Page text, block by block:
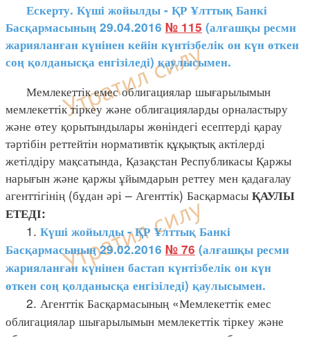
Ескерту. Күші жойылды - ҚР Ұлттық Банкі
Басқармасының 29.04.2016 № 115 (алғашқы ресми
жарияланған күнінен кейін күнтізбелік он күн өткен
соң қолданысқа енгізіледі) қаулысымен.
Мемлекеттік емес облигациялар шығарылымын
мемлекеттік тіркеу және облигацияларды орналастыру
және өтеу қорытындылары жөніндегі есептерді қарау
тәртібін реттейтін нормативтік құқықтық актілерді
жетілдіру мақсатында, Қазақстан Республикасы Қаржы
нарығын және қаржы ұйымдарын реттеу мен қадағалау
агенттігінің (бұдан әрі – Агенттік) Басқармасы ҚАУЛЫ
ЕТЕДІ:
1. Күші жойылды - ҚР Ұлттық Банкі
Басқармасының 29.02.2016 № 76 (алғашқы ресми
жарияланған күнінен бастап күнтізбелік он күн
өткен соң қолданысқа енгізіледі) қаулысымен.
2. Агенттік Басқармасының «Мемлекеттік емес
облигациялар шығарылымын мемлекеттік тіркеу және